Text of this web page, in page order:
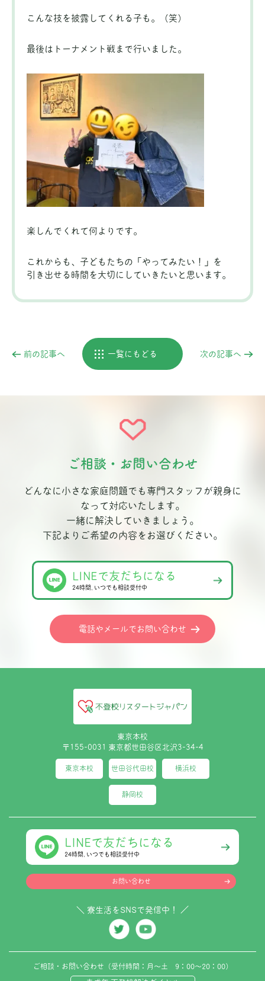
こんな技を披露してくれる子も。（笑）
最後はトーナメント戦まで行いました。
楽しんでくれて何よりです。
これからも、子どもたちの「やってみたい！」を
引き出せる時間を大切にしていきたいと思います。
前の記事へ 一覧にもどる 次の記事へ
ご相談・お問い合わせ
どんなに小さな家庭問題でも専門スタッフが親身に
なって対応いたします。
一緒に解決していきましょう。
下記よりご希望の内容をお選びください。
LINEで友だちになる
24時間､いつでも相談受付中
電話やメールでお問い合わせ
東京本校
〒155-0031 東京都世田谷区北沢3-34-4
東京本校 世田谷代田校 横浜校
静岡校
LINEで友だちになる
24時間､いつでも相談受付中
お問い合わせ
＼ 寮生活をSNSで発信中！ ／
ご相談・お問い合わせ（受付時間：月～土 9：00～20：00）